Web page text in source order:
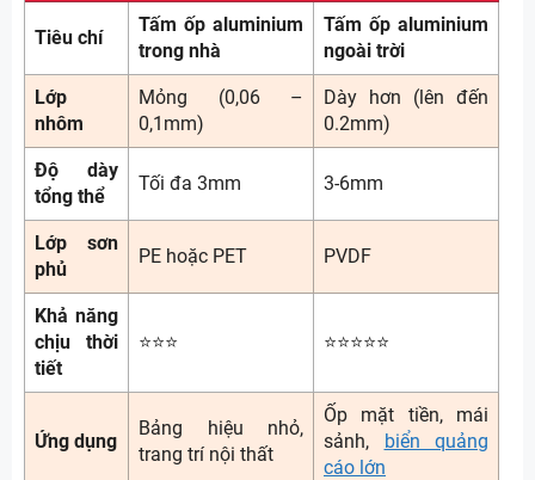
0,3mm
4mm
1.280.000
đ/tấm
≈ 430.000 đ/m²
5mm
1.400.000
đ/tấm
≈ 470.000 đ/m²
6mm
đ/tấm
≈ 528.000 đ/m²
Tiêu chí
Tấm ốp aluminium
trong nhà
Tấm ốp aluminium
ngoài trời
Lớp
nhôm
Mỏng (0,06 –
0,1mm)
Dày hơn (lên đến
0.2mm)
Độ dày
tổng thể
Tối đa 3mm 3-6mm
Lớp sơn
phủ
PE hoặc PET PVDF
Khả năng
chịu thời
tiết
⭐⭐⭐ ⭐⭐⭐⭐⭐
Ứng dụng
Bảng hiệu nhỏ,
trang trí nội thất
Ốp mặt tiền, mái
sảnh, biển quảng
cáo lớn